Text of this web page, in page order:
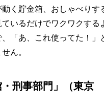
く貯金箱、おしゃべりす
いるだけでワクワクする
「あ、これ使ってた！」
ん。
刑事部門」（東京